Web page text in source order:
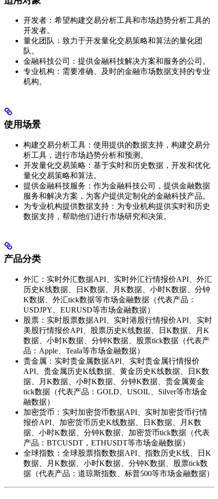
开发者：希望构建交易分析工具和市场趋势分析工具的
开发者。
量化团队：致力于开发量化交易策略和算法的量化团
队。
金融科技公司：提供金融科技解决方案和服务的公司。
专业机构：需要准确、及时的金融市场数据支持的专业
机构。
使用场景
构建交易分析工具：使用提供的数据支持，构建交易分
析工具，进行市场趋势分析和预测。
开发量化交易策略：基于实时和历史数据，开发和优化
量化交易策略和算法。
提供金融科技服务：作为金融科技公司，提供金融数据
服务和解决方案，为客户提供定制化的金融科技产品。
为专业机构提供数据支持：为专业机构提供实时和历史
数据支持，帮助他们进行市场研究和决策。
产品分类
外汇：实时外汇数据API、实时外汇行情报价API、外汇
历史K线数据、日K数据、月K数据、小时K数据、分钟
K数据、外汇tick数据等市场金融数据（代表产品：
USDJPY、EURUSD等市场金融数据）
股票：实时股票数据API、实时港股行情报价API、实时
美股行情报价API、股票历史K线数据、日K数据、月K
数据、小时K数据、分钟K数据、股票tick数据（代表产
品：Apple、Teala等市场金融数据）
贵金属：实时贵金属数据API、实时贵金属行情报价
API、贵金属历史K线数据、黄金历史K线数据、日K数
据、月K数据、小时K数据、分钟K数据、贵金属黄金
tick数据（代表产品：GOLD、USOIL、Silver等市场金
融数据）
加密货币：实时加密货币数据API、实时加密货币行情
报价API、加密货币历史K线数据、日K数据、月K数
据、小时K数据、分钟K数据、加密货币tick数据（代表
产品：BTCUSDT，ETHUSDT等市场金融数据）
全球指数：全球股票指数数据API、指数历史K线、日K
数据、月K数据、小时K数据、分钟K数据、股票tick数
据（代表产品：道琼斯指数、标普500等市场金融数据）